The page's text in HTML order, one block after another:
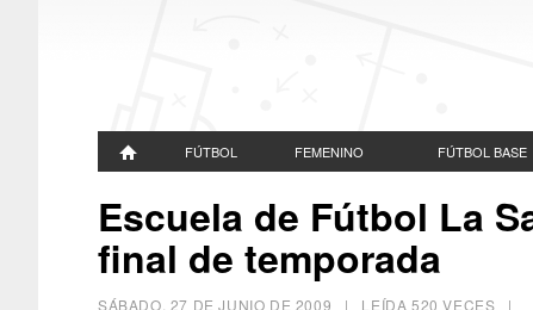
FÚTBOL FEMENINO FÚTBOL BASE
Escuela de Fútbol La
final de temporada
SÁBADO, 27 DE JUNIO DE 2009 | LEÍDA 520 VECES |